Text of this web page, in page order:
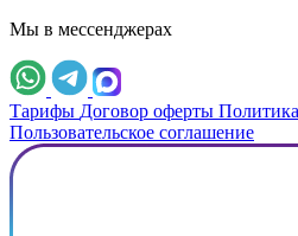
Мы в мессенджерах
Тарифы Договор оферты
Пользовательское соглашение